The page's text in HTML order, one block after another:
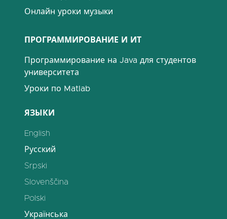
Онлайн уроки музыки
ПРОГРАММИРОВАНИЕ И ИТ
Программирование на Java для студентов
университета
Уроки по Matlab
ЯЗЫКИ
English
Русский
Srpski
Slovenščina
Polski
Українська